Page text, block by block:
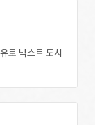
로 넥스트 도시